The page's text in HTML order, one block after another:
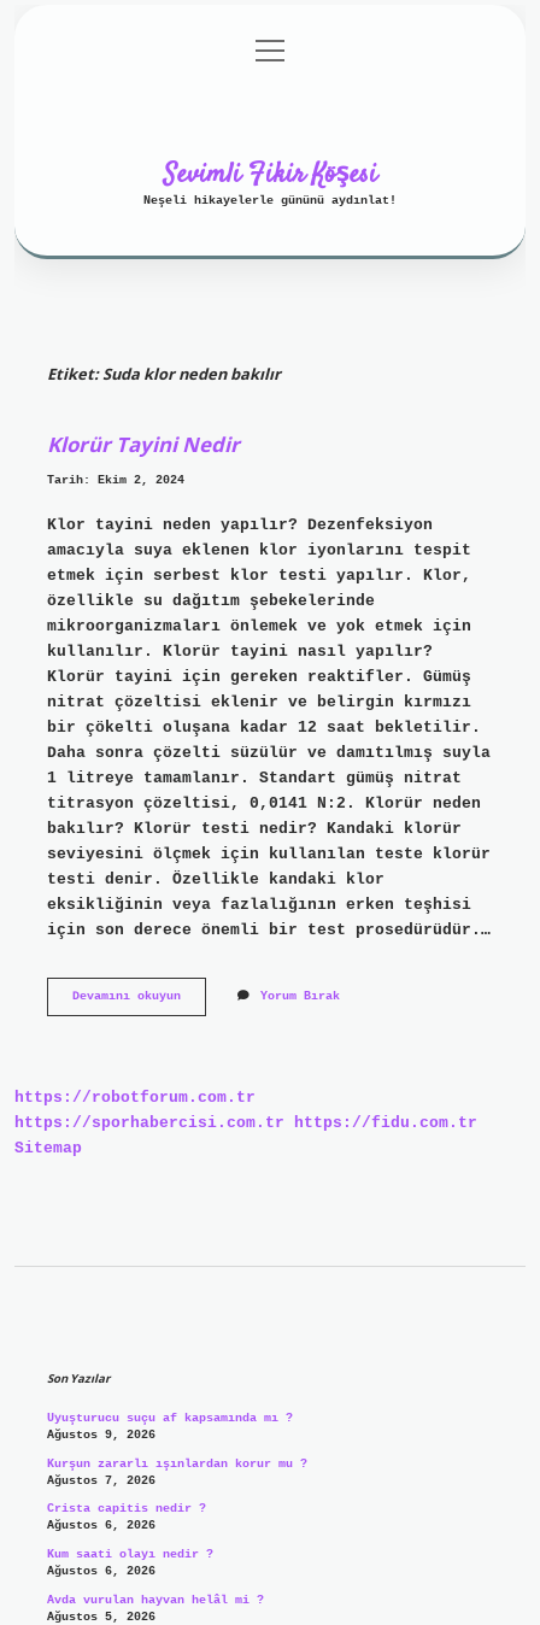
Gizlilik Politikası
menüyü
aç
Sevimli Fikir Köşesi
Neşeli hikayelerle gününü aydınlat!
Etiket:Suda klor neden bakılır
Klorür Tayini Nedir
Tarih: Ekim 2, 2024
Klor tayini neden yapılır? Dezenfeksiyon
amacıyla suya eklenen klor iyonlarını tespit
etmek için serbest klor testi yapılır. Klor,
özellikle su dağıtım şebekelerinde
mikroorganizmaları önlemek ve yok etmek için
kullanılır. Klorür tayini nasıl yapılır?
Klorür tayini için gereken reaktifler. Gümüş
nitrat çözeltisi eklenir ve belirgin kırmızı
bir çökelti oluşana kadar 12 saat bekletilir.
Daha sonra çözelti süzülür ve damıtılmış suyla
1 litreye tamamlanır. Standart gümüş nitrat
titrasyon çözeltisi, 0,0141 N:2. Klorür neden
bakılır? Klorür testi nedir? Kandaki klorür
seviyesini ölçmek için kullanılan teste klorür
testi denir. Özellikle kandaki klor
eksikliğinin veya fazlalığının erken teşhisi
için son derece önemli bir test prosedürüdür.…
Devamını okuyunKlorür
Yorum Bırak
https://robotforum.com.tr
https://sporhabercisi.com.tr
https://fidu.com.tr
Sitemap
Son Yazılar
Uyuşturucu suçu af kapsamında mı ?
Ağustos 9, 2026
Kurşun zararlı ışınlardan korur mu ?
Ağustos 7, 2026
Crista capitis nedir ?
Ağustos 6, 2026
Kum saati olayı nedir ?
Ağustos 6, 2026
Avda vurulan hayvan helâl mi ?
Ağustos 5, 2026